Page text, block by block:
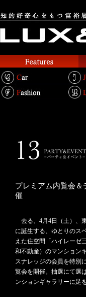
プレミアム内覧会＆
催
去る、4月4日（土）、
に誕生する、ゆとりのス
えた住空間「ハイレーゼ
和不動産）のマンション
スナレッジの会員を特別
覧会を開催。抽選にて選
ンションギャラリーに足